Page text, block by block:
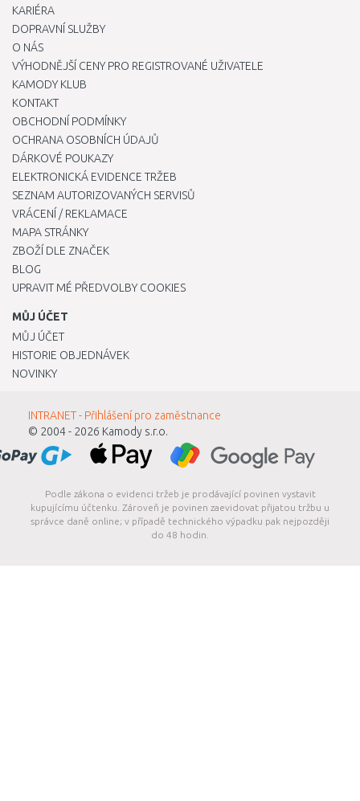
KARIÉRA
DOPRAVNÍ SLUŽBY
O NÁS
VÝHODNĚJŠÍ CENY PRO REGISTROVANÉ UŽIVATELE
KAMODY KLUB
KONTAKT
OBCHODNÍ PODMÍNKY
OCHRANA OSOBNÍCH ÚDAJŮ
DÁRKOVÉ POUKAZY
ELEKTRONICKÁ EVIDENCE TRŽEB
SEZNAM AUTORIZOVANÝCH SERVISŮ
VRÁCENÍ / REKLAMACE
MAPA STRÁNKY
ZBOŽÍ DLE ZNAČEK
BLOG
UPRAVIT MÉ PŘEDVOLBY COOKIES
MŮJ ÚČET
MŮJ ÚČET
HISTORIE OBJEDNÁVEK
NOVINKY
INTRANET - Přihlášení pro zaměstnance
© 2004 - 2026 Kamody s.r.o.
Podle zákona o evidenci tržeb je prodávající povinen vystavit
kupujícímu účtenku. Zároveň je povinen zaevidovat přijatou tržbu u
správce daně online; v případě technického výpadku pak nejpozději
do 48 hodin.